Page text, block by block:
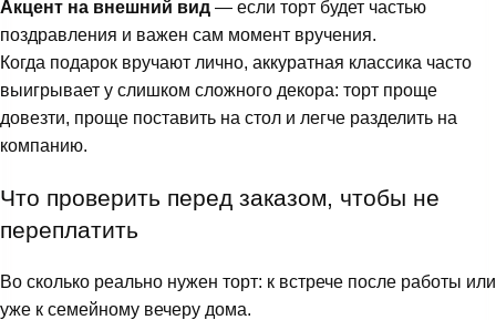
Акцент на внешний вид — если торт будет частью
поздравления и важен сам момент вручения.
Когда подарок вручают лично, аккуратная классика часто
выигрывает у слишком сложного декора: торт проще
довезти, проще поставить на стол и легче разделить на
компанию.
Что проверить перед заказом, чтобы не
переплатить
Во сколько реально нужен торт: к встрече после работы или
уже к семейному вечеру дома.